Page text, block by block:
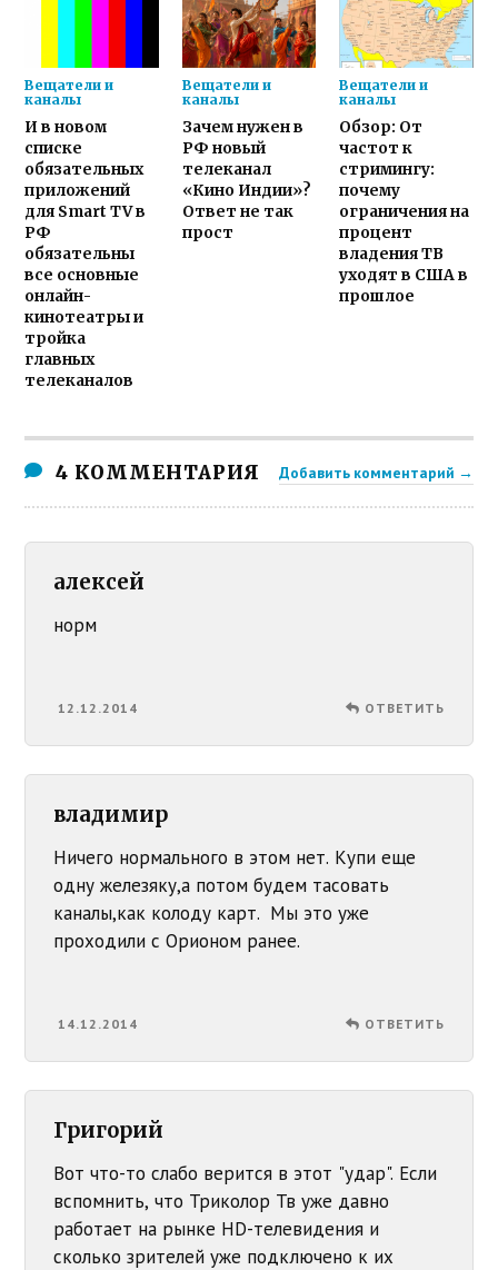
Вещатели и
каналы
И в новом
списке
обязательных
приложений
для Smart TV в
РФ
обязательны
все основные
онлайн-
кинотеатры и
тройка
главных
телеканалов
Вещатели и
каналы
Зачем нужен в
РФ новый
телеканал
«Кино Индии»?
Ответ не так
прост
Вещатели и
каналы
Обзор: От
частот к
стримингу:
почему
ограничения на
процент
владения ТВ
уходят в США в
прошлое
4 КОММЕНТАРИЯ Добавить комментарий →
алексей
норм
12.12.2014 ОТВЕТИТЬ
владимир
Ничего нормального в этом нет. Купи еще
одну железяку,а потом будем тасовать
каналы,как колоду карт. Мы это уже
проходили с Орионом ранее.
14.12.2014 ОТВЕТИТЬ
Григорий
Вот что-то слабо верится в этот "удар". Если
вспомнить, что Триколор Тв уже давно
работает на рынке HD-телевидения и
сколько зрителей уже подключено к их